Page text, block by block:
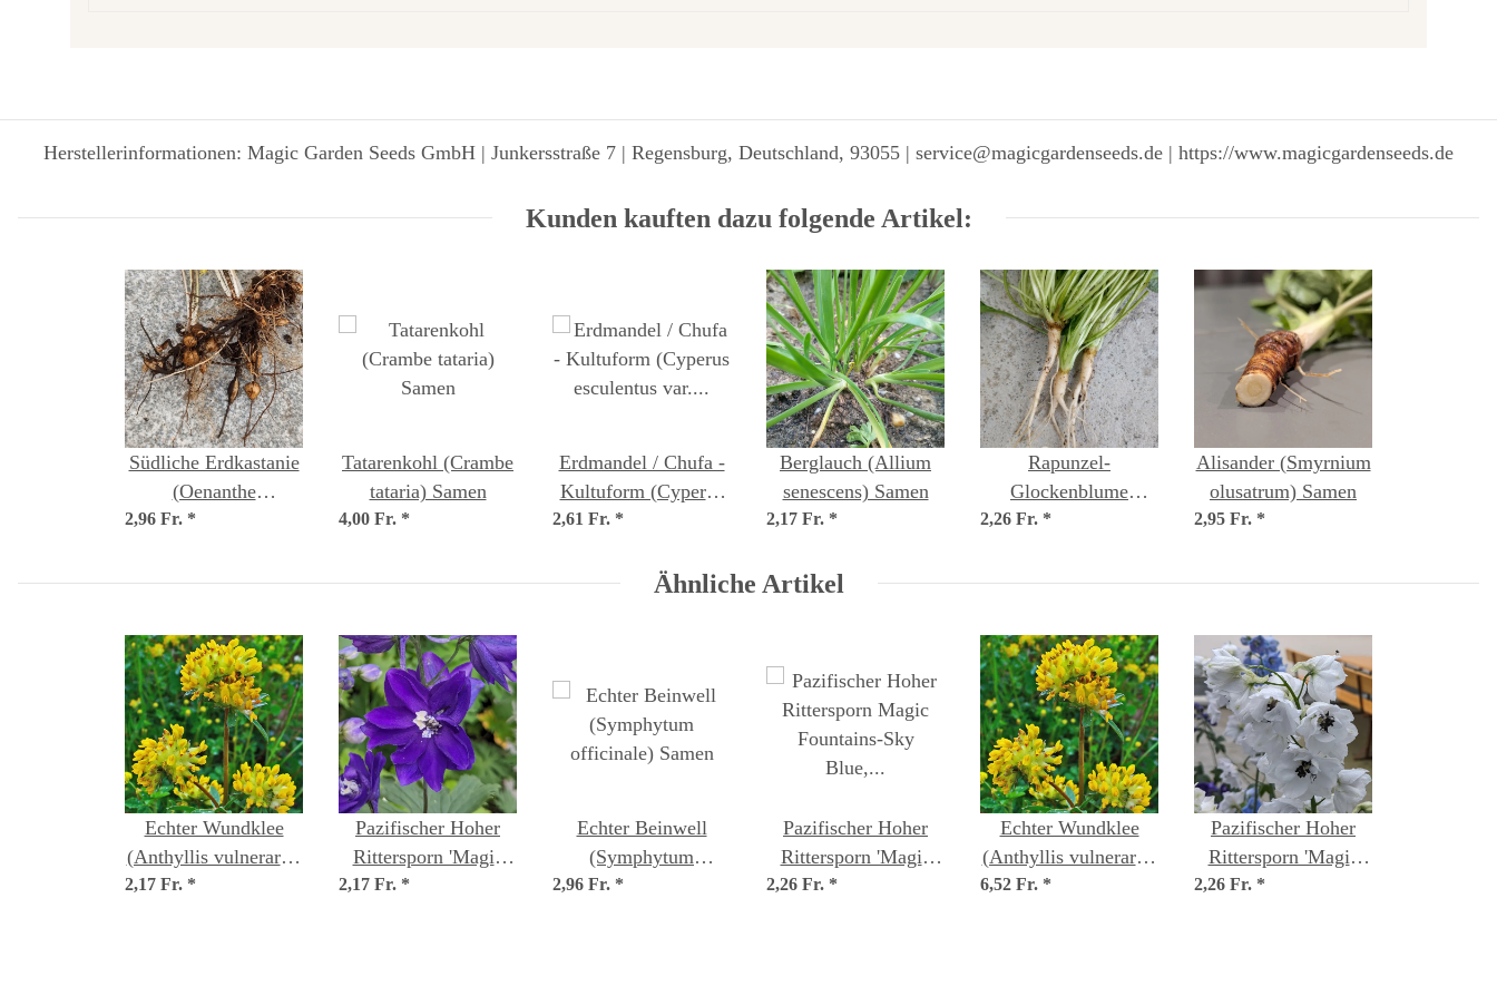
Herstellerinformationen: Magic Garden Seeds GmbH | Junkersstraße 7 | Regensburg, Deutschland, 93055 | service@magicgardenseeds.de | https://www.magicgardenseeds.de
Kunden kauften dazu folgende Artikel:
Südliche Erdkastanie
(Oenanthe
pimpinelloides)
2,96 Fr. *
Tatarenkohl (Crambe
tataria) Samen
4,00 Fr. *
Erdmandel / Chufa -
Kultuform (Cyperus
esculentus var.
2,61 Fr. *
Berglauch (Allium
senescens) Samen
2,17 Fr. *
Rapunzel-
Glockenblume
(Campanula
2,26 Fr. *
Alisander (Smyrnium
olusatrum) Samen
2,95 Fr. *
Ähnliche Artikel
Echter Wundklee
(Anthyllis vulneraria)
Samen
2,17 Fr. *
Pazifischer Hoher
Rittersporn 'Magic
Fountains-Dark Blue'
2,17 Fr. *
Echter Beinwell
(Symphytum
officinale) Samen
2,96 Fr. *
Pazifischer Hoher
Rittersporn 'Magic
Fountains-Sky Blue,
2,26 Fr. *
Echter Wundklee
(Anthyllis vulneraria)
Bio Saatgut
6,52 Fr. *
Pazifischer Hoher
Rittersporn 'Magic
Fountains-White,
2,26 Fr. *